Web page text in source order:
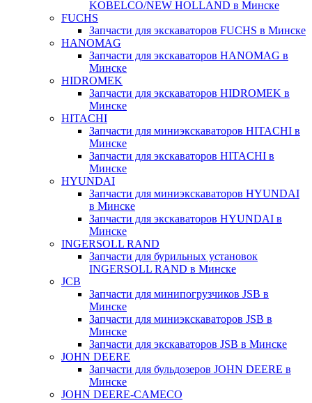
KOBELCO/NEW HOLLAND в Минске
FUCHS
Запчасти для экскаваторов FUCHS в Минске
HANOMAG
Запчасти для экскаваторов HANOMAG в
Минске
HIDROMEK
Запчасти для экскаваторов HIDROMEK в
Минске
HITACHI
Запчасти для миниэкскаваторов HITACHI в
Минске
Запчасти для экскаваторов HITACHI в
Минске
HYUNDAI
Запчасти для миниэкскаваторов HYUNDAI
в Минске
Запчасти для экскаваторов HYUNDAI в
Минске
INGERSOLL RAND
Запчасти для бурильных установок
INGERSOLL RAND в Минске
JCB
Запчасти для минипогрузчиков JSB в
Минске
Запчасти для миниэкскаваторов JSB в
Минске
Запчасти для экскаваторов JSB в Минске
JOHN DEERE
Запчасти для бульдозеров JOHN DEERE в
Минске
JOHN DEERE-CAMECO